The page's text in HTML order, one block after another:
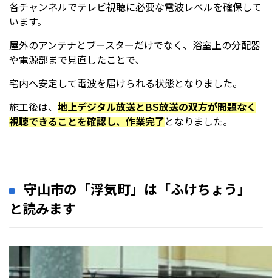
各チャンネルでテレビ視聴に必要な電波レベルを確保して
います。
屋外のアンテナとブースターだけでなく、浴室上の分配器
や電源部まで見直したことで、
宅内へ安定して電波を届けられる状態となりました。
施工後は、 地上デジタル放送とBS放送の双方が問題なく
視聴できることを確認し、作業完了 となりました。
守山市の「浮気町」は「ふけちょう」
と読みます